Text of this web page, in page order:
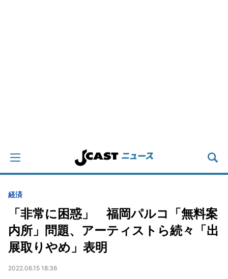
経済
「非常に困惑」 福岡パルコ「無料案
内所」問題、アーティストら続々「出
展取りやめ」表明
2022.06.15 18:36